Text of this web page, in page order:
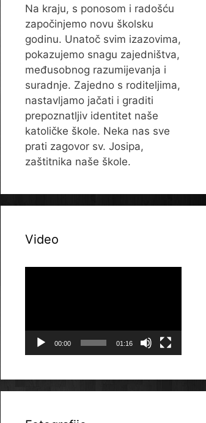
Na kraju, s ponosom i radošću
započinjemo novu školsku
godinu. Unatoč svim izazovima,
pokazujemo snagu zajedništva,
međusobnog razumijevanja i
suradnje. Zajedno s roditeljima,
nastavljamo jačati i graditi
prepoznatljiv identitet naše
katoličke škole. Neka nas sve
prati zagovor sv. Josipa,
zaštitnika naše škole.
Video
00:00 01:16